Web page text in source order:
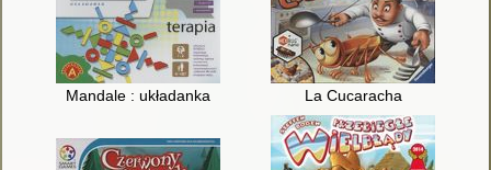
Mandale : układanka La Cucaracha